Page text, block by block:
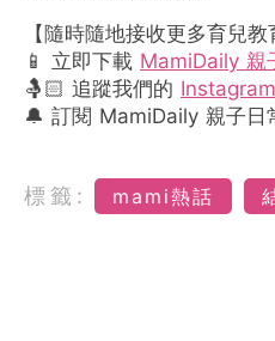
【隨時隨地接收更多育兒教
📱 立即下載 MamiDaily 親
🤱🏻 追蹤我們的
🔔 訂閱 MamiDaily 親子日
標籤: mami熱話